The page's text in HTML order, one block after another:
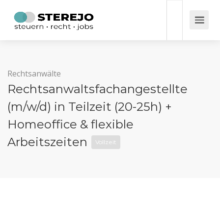
Rechtsanwälte
Rechtsanwaltsfachangestellte
(m/w/d) in Teilzeit (20-25h) +
Homeoffice & flexible
Arbeitszeiten
Vollzeit